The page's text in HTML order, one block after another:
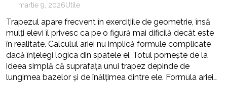
martie 9, 2026Utile
Trapezul apare frecvent în exercițiile de geometrie, însă
mulți elevi îl privesc ca pe o figură mai dificilă decât este
în realitate. Calculul ariei nu implică formule complicate
dacă înțelegi logica din spatele ei. Totul pornește de la
ideea simplă că suprafața unui trapez depinde de
lungimea bazelor și de înălțimea dintre ele. Formula ariei…